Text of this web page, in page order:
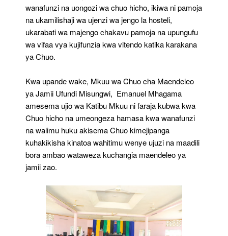
wanafunzi na uongozi wa chuo hicho, ikiwa ni pamoja
na ukamilishaji wa ujenzi wa jengo la hosteli,
ukarabati wa majengo chakavu pamoja na upungufu
wa vifaa vya kujifunzia kwa vitendo katika karakana
ya Chuo.
‎Kwa upande wake, Mkuu wa Chuo cha Maendeleo
ya Jamii Ufundi Misungwi, Emanuel Mhagama
amesema ujio wa Katibu Mkuu ni faraja kubwa kwa
Chuo hicho na umeongeza hamasa kwa wanafunzi
na walimu huku akisema Chuo kimejipanga
kuhakikisha kinatoa wahitimu wenye ujuzi na maadili
bora ambao wataweza kuchangia maendeleo ya
jamii zao.